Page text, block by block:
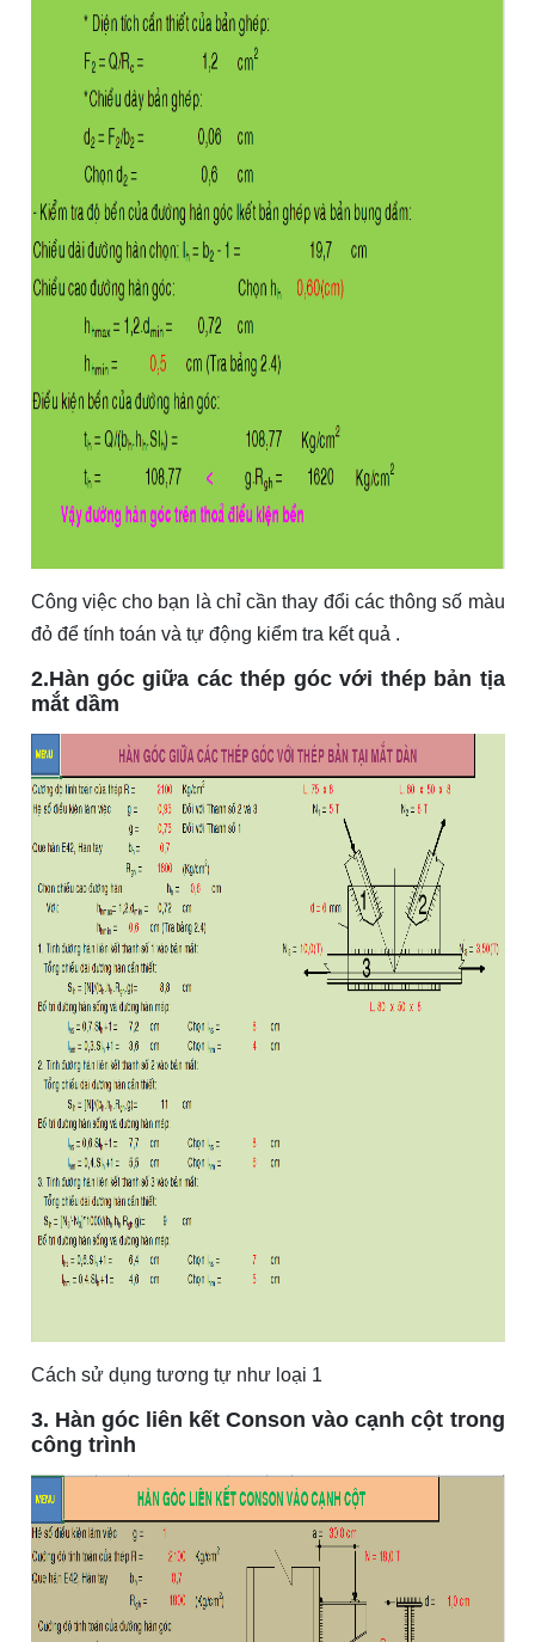
Công việc cho bạn là chỉ cần thay đổi các thông số màu
đỏ để tính toán và tự động kiểm tra kết quả .
2.Hàn góc giữa các thép góc với thép bản tịa
mắt dầm
Cách sử dụng tương tự như loại 1
3. Hàn góc liên kết Conson vào cạnh cột trong
công trình